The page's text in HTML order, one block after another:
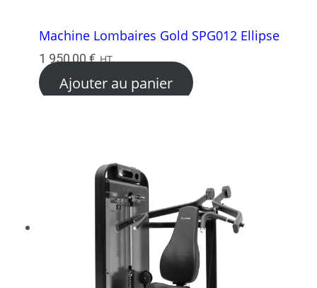
Machine Lombaires Gold SPG012 Ellipse
1 950,00€ HT
Ajouter au panier